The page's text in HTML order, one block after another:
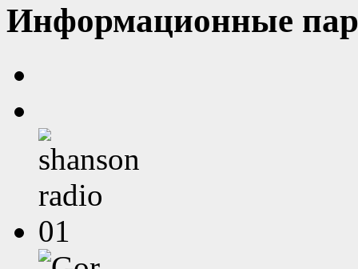
Информационные